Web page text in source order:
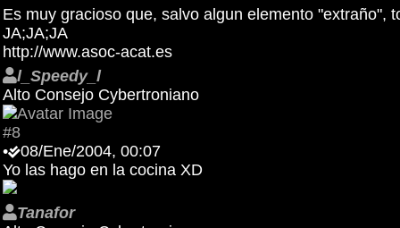
Es muy gracioso que, salvo algun elemento "extraño",
JA;JA;JA
http://www.asoc-acat.es
l_Speedy_l
Alto Consejo Cybertroniano
#8
•
08/Ene/2004, 00:07
Yo las hago en la cocina XD
Tanafor